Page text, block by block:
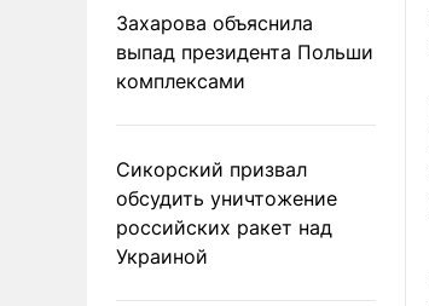
Захарова объяснила
выпад президента Польши
комплексами
Сикорский призвал
обсудить уничтожение
российских ракет над
Украиной